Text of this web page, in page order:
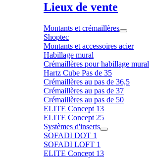
Lieux de vente
Montants et crémaillères
Shoptec
Montants et accessoires acier
Habillage mural
Crémaillères pour habillage mural
Hartz Cube Pas de 35
Crémaillères au pas de 36,5
Crémaillères au pas de 37
Crémaillères au pas de 50
ELITE Concept 13
ELITE Concept 25
Systèmes d'inserts
SOFADI DOT 1
SOFADI LOFT 1
ELITE Concept 13